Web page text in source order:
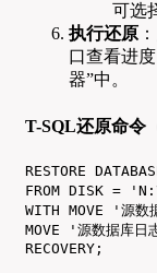
可选
执行还原
口查看进
器”中。
T-SQL还原命令
RESTORE
FROM DISK =
WITH MOVE '源
MOVE '源数据库
RECOVERY;